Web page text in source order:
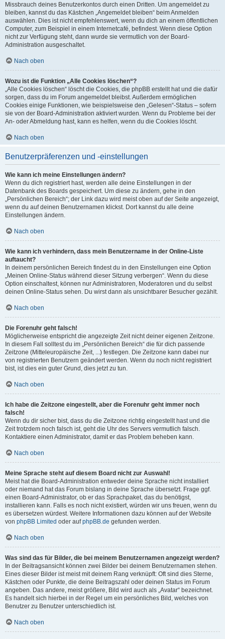
Missbrauch deines Benutzerkontos durch einen Dritten. Um angemeldet zu
bleiben, kannst du das Kästchen „Angemeldet bleiben“ beim Anmelden
auswählen. Dies ist nicht empfehlenswert, wenn du dich an einem öffentlichen
Computer, zum Beispiel in einem Internetcafé, befindest. Wenn diese Option
nicht zur Verfügung steht, dann wurde sie vermutlich von der Board-
Administration ausgeschaltet.
Nach oben
Wozu ist die Funktion „Alle Cookies löschen“?
„Alle Cookies löschen“ löscht die Cookies, die phpBB erstellt hat und die dafür
sorgen, dass du im Forum angemeldet bleibst. Außerdem ermöglichen
Cookies einige Funktionen, wie beispielsweise den „Gelesen“-Status – sofern
sie von der Board-Administration aktiviert wurden. Wenn du Probleme bei der
An- oder Abmeldung hast, kann es helfen, wenn du die Cookies löscht.
Nach oben
Benutzerpräferenzen und -einstellungen
Wie kann ich meine Einstellungen ändern?
Wenn du dich registriert hast, werden alle deine Einstellungen in der
Datenbank des Boards gespeichert. Um diese zu ändern, gehe in den
„Persönlichen Bereich“; der Link dazu wird meist oben auf der Seite angezeigt,
wenn du auf deinen Benutzernamen klickst. Dort kannst du alle deine
Einstellungen ändern.
Nach oben
Wie kann ich verhindern, dass mein Benutzername in der Online-Liste
auftaucht?
In deinem persönlichen Bereich findest du in den Einstellungen eine Option
„Meinen Online-Status während dieser Sitzung verbergen“. Wenn du diese
Option einschaltest, können nur Administratoren, Moderatoren und du selbst
deinen Online-Status sehen. Du wirst dann als unsichtbarer Besucher gezählt.
Nach oben
Die Forenuhr geht falsch!
Möglicherweise entspricht die angezeigte Zeit nicht deiner eigenen Zeitzone.
In diesem Fall solltest du im „Persönlichen Bereich“ die für dich passende
Zeitzone (Mitteleuropäische Zeit, ...) festlegen. Die Zeitzone kann dabei nur
von registrierten Benutzern geändert werden. Wenn du noch nicht registriert
bist, ist dies ein guter Grund, dies jetzt zu tun.
Nach oben
Ich habe die Zeitzone eingestellt, aber die Forenuhr geht immer noch
falsch!
Wenn du dir sicher bist, dass du die Zeitzone richtig eingestellt hast und die
Zeit trotzdem noch falsch ist, geht die Uhr des Servers vermutlich falsch.
Kontaktiere einen Administrator, damit er das Problem beheben kann.
Nach oben
Meine Sprache steht auf diesem Board nicht zur Auswahl!
Meist hat die Board-Administration entweder deine Sprache nicht installiert
oder niemand hat das Forum bislang in deine Sprache übersetzt. Frage ggf.
einen Board-Administrator, ob er das Sprachpaket, das du benötigst,
installieren kann. Falls es noch nicht existiert, würden wir uns freuen, wenn du
es übersetzen würdest. Weitere Informationen dazu können auf der Website
von phpBB Limited oder aufphpBB.de gefunden werden.
Nach oben
Was sind das für Bilder, die bei meinem Benutzernamen angezeigt werden?
In der Beitragsansicht können zwei Bilder bei deinem Benutzernamen stehen.
Eines dieser Bilder ist meist mit deinem Rang verknüpft: Oft sind dies Sterne,
Kästchen oder Punkte, die deine Beitragszahl oder deinen Status im Forum
angeben. Das andere, meist größere, Bild wird auch als „Avatar“ bezeichnet.
Es handelt sich hierbei in der Regel um ein persönliches Bild, welches von
Benutzer zu Benutzer unterschiedlich ist.
Nach oben